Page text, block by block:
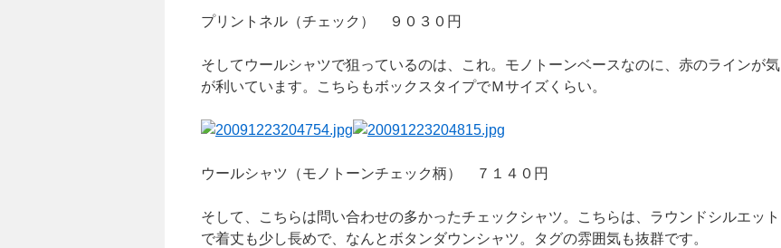
プリントネル（チェック） ９０３０円
そしてウールシャツで狙っているのは、これ。モノトーンベースなのに、赤のラインが気
が利いています。こちらもボックスタイプでＭサイズくらい。
ウールシャツ（モノトーンチェック柄） ７１４０円
そして、こちらは問い合わせの多かったチェックシャツ。こちらは、ラウンドシルエット
で着丈も少し長めで、なんとボタンダウンシャツ。タグの雰囲気も抜群です。